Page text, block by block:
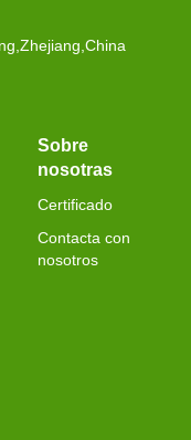
Sobre
nosotras
Certificado
Contacta con
nosotros